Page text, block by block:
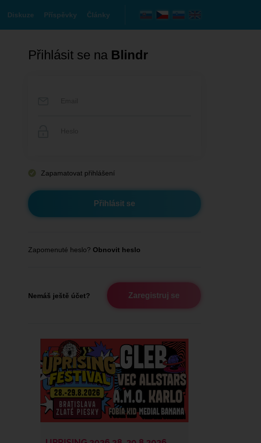
Diskuze Příspěvky Články
Přihlásit se na Blindr
Zapamatovat přihlášení
Zapomenuté heslo? Obnovit heslo
Nemáš ještě účet? Zaregistruj se